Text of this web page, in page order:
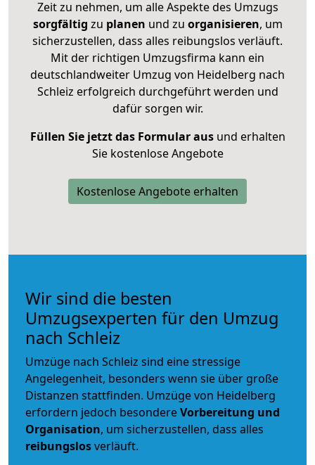
Zeit zu nehmen, um alle Aspekte des Umzugs
sorgfältig zu planen und zu organisieren, um
sicherzustellen, dass alles reibungslos verläuft.
Mit der richtigen Umzugsfirma kann ein
deutschlandweiter Umzug von Heidelberg nach
Schleiz erfolgreich durchgeführt werden und
dafür sorgen wir.
Füllen Sie jetzt das Formular ausund erhalten
Sie kostenlose Angebote
Kostenlose Angebote erhalten
Wir sind die besten
Umzugsexperten für den Umzug
nach Schleiz
Umzüge nach Schleiz sind eine stressige
Angelegenheit, besonders wenn sie über große
Distanzen stattfinden. Umzüge von Heidelberg
erfordern jedoch besondereVorbereitung und
Organisation, um sicherzustellen, dass alles
reibungslosverläuft.